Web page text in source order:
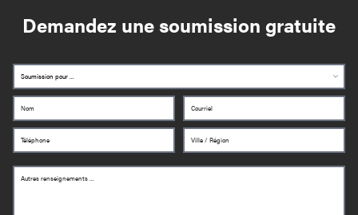
Demandez une soumission gratuite